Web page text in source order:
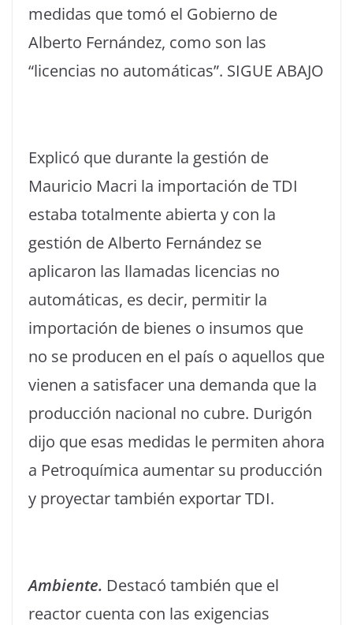
medidas que tomó el Gobierno de
Alberto Fernández, como son las
“licencias no automáticas”. SIGUE ABAJO
Explicó que durante la gestión de
Mauricio Macri la importación de TDI
estaba totalmente abierta y con la
gestión de Alberto Fernández se
aplicaron las llamadas licencias no
automáticas, es decir, permitir la
importación de bienes o insumos que
no se producen en el país o aquellos que
vienen a satisfacer una demanda que la
producción nacional no cubre. Durigón
dijo que esas medidas le permiten ahora
a Petroquímica aumentar su producción
y proyectar también exportar TDI.
Ambiente. Destacó también que el
reactor cuenta con las exigencias